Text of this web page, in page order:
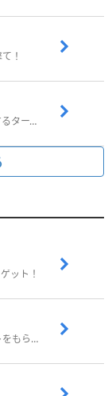
！
武器の『アビリティ』と『戦神』を駆使するターン制コマンドバトルRPG！
ット！
歩いてポイ活！日常生活でお得にポイントをもらおう